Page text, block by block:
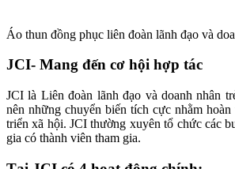
Áo thun đồng phục liên đoàn lãnh đạo và
JCI- Mang đến cơ hội hợp tác
JCI là Liên đoàn lãnh đạo và doanh nhân
nên những chuyển biến tích cực nhằm
triển xã hội. JCI thường xuyên tổ chức các
gia có thành viên tham gia.